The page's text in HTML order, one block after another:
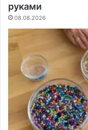
руками
08.08.2026